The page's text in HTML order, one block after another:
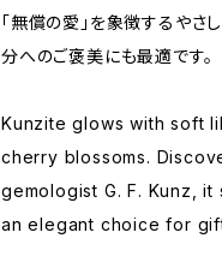
「無償の愛」を象徴するや
分へのご褒美にも最適です。
Kunzite glows with soft
cherry blossoms.
gemologist G. F. Kunz,
an elegant choice for